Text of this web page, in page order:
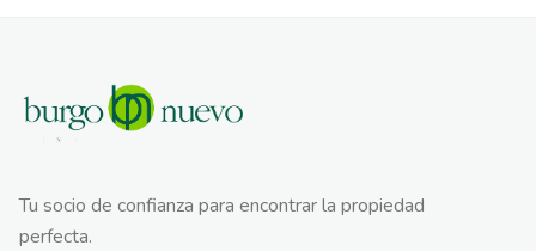
Tu socio de confianza para encontrar la propiedad
perfecta.